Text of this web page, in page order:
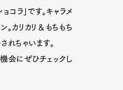
コラ」です。キャラメ
カリカリ＆もちもち
れちゃいます。
会にぜひチェックし